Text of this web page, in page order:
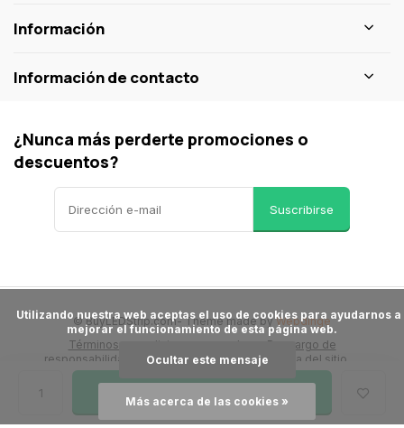
Información
Información de contacto
¿Nunca más perderte promociones o
descuentos?
Suscribirse
Términos y condiciones generales
Descargo de
responsabilidad
Política de privacidad Mapa del sitio
© BuyLEDStrip.com- Theme made byWebdinge
mejorar el funcionamiento de esta página web.
Ocultar este mensaje
Más acerca de las cookies »